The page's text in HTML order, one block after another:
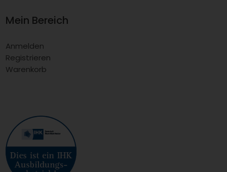
Mein Bereich
Anmelden
Registrieren
Warenkorb